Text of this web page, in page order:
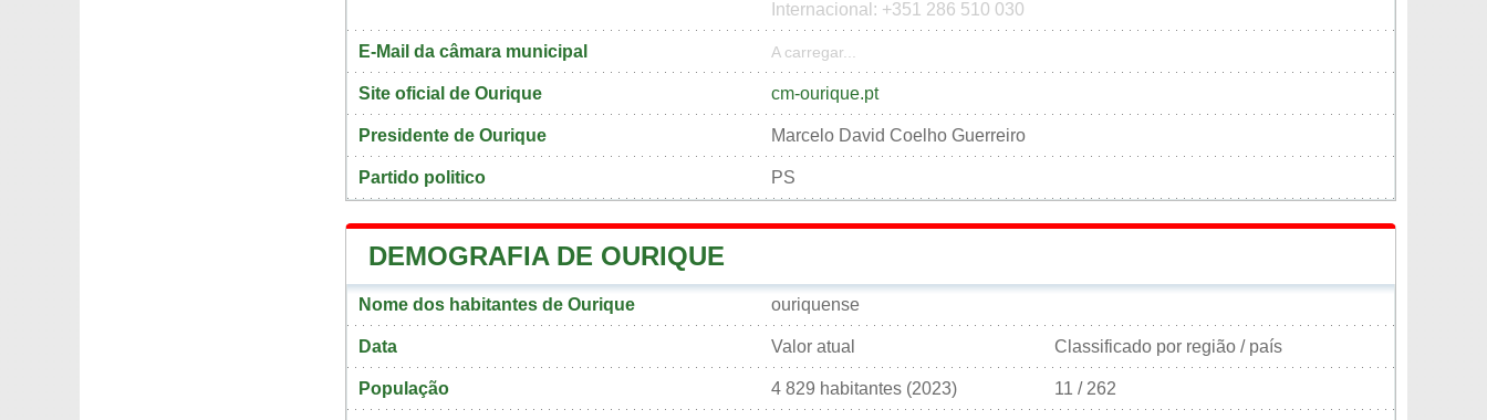
Internacional: +351 286 510 030
E-Mail da câmara municipal A carregar...
Site oficial de Ourique cm-ourique.pt
Presidente de Ourique Marcelo David Coelho Guerreiro
Partido politico PS
DEMOGRAFIA DE OURIQUE
Nome dos habitantes de Ourique ouriquense
Data Valor atual Classificado por região / país
População 4 829 habitantes (2023) 11 / 262